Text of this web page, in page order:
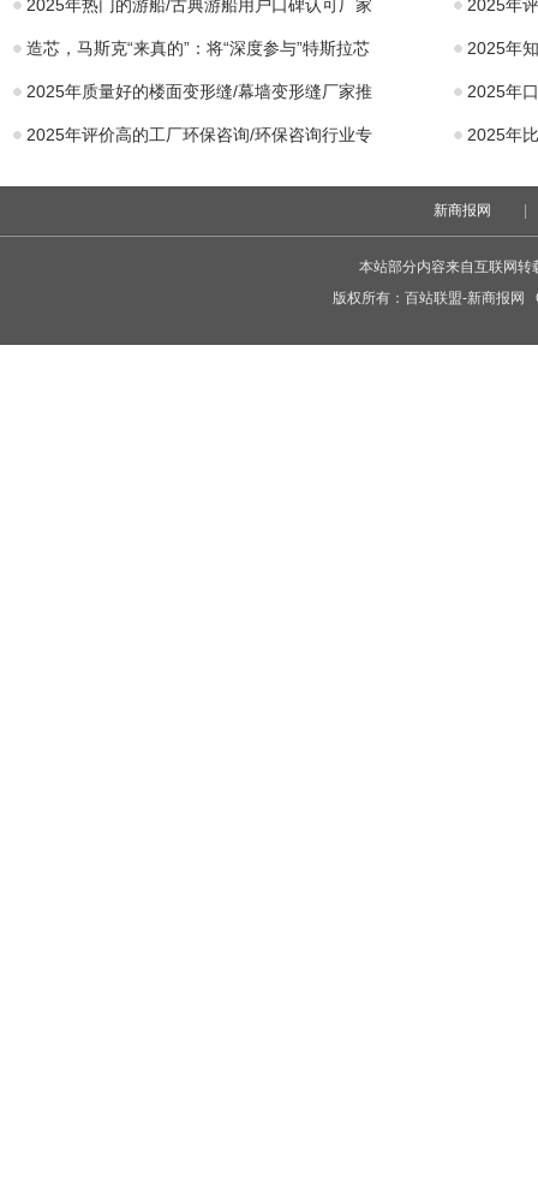
2025年热门的游船/古典游船用户口碑认可厂家 2025年
造芯，马斯克“来真的”：将“深度参与”特斯拉芯 2025年
2025年质量好的楼面变形缝/幕墙变形缝厂家推 2025年
2025年评价高的工厂环保咨询/环保咨询行业专 2025年
新商报网
本站部分内容来自互联网
版权所有： 百站联盟-新商报网